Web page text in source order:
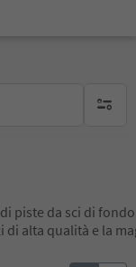
piste da sci di
di alta qualità e la